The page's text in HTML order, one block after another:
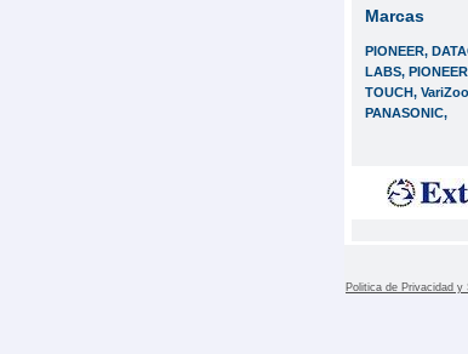
Marcas
PIONEER,
LABS,
TOUCH,
PANASONIC,
Politica de Privacidad y